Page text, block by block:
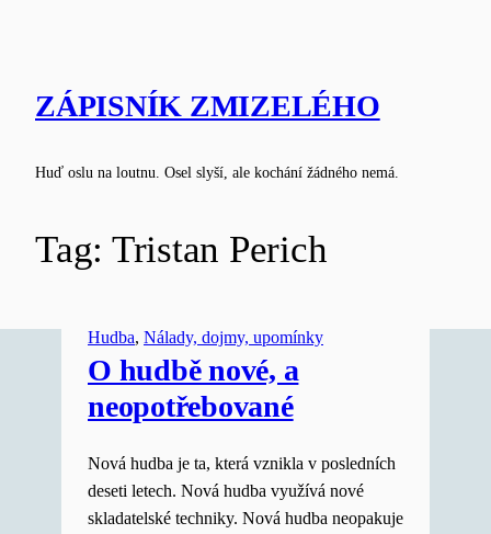
ZÁPISNÍK ZMIZELÉHO
Huď oslu na loutnu. Osel slyší, ale kochání žádného nemá.
Tag: Tristan Perich
Hudba, Nálady, dojmy, upomínky
O hudbě nové, a
neopotřebované
Nová hudba je ta, která vznikla v posledních
deseti letech. Nová hudba využívá nové
skladatelské techniky. Nová hudba neopakuje